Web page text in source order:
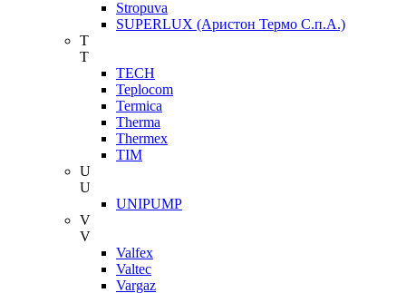
Stropuva
SUPERLUX (Аристон Термо С.п.А.)
T
T
TECH
Teplocom
Termica
Therma
Thermex
TIM
U
U
UNIPUMP
V
V
Valfex
Valtec
Vargaz